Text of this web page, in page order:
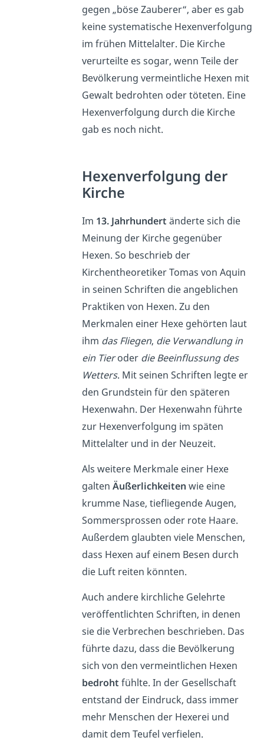
gegen „böse Zauberer“, aber es gab
keine systematische Hexenverfolgung
im frühen Mittelalter. Die Kirche
verurteilte es sogar, wenn Teile der
Bevölkerung vermeintliche Hexen mit
Gewalt bedrohten oder töteten. Eine
Hexenverfolgung durch die Kirche
gab es noch nicht.
Hexenverfolgung der
Kirche
Im 13. Jahrhundert änderte sich die
Meinung der Kirche gegenüber
Hexen. So beschrieb der
Kirchentheoretiker Tomas von Aquin
in seinen Schriften die angeblichen
Praktiken von Hexen. Zu den
Merkmalen einer Hexe gehörten laut
ihm das Fliegen, die Verwandlung in
ein Tieroder die Beeinflussung des
Wetters. Mit seinen Schriften legte er
den Grundstein für den späteren
Hexenwahn. Der Hexenwahn führte
zur Hexenverfolgung im späten
Mittelalter und in der Neuzeit.
Als weitere Merkmale einer Hexe
galten Äußerlichkeiten wie eine
krumme Nase, tiefliegende Augen,
Sommersprossen oder rote Haare.
Außerdem glaubten viele Menschen,
dass Hexen auf einem Besen durch
die Luft reiten könnten.
Auch andere kirchliche Gelehrte
veröffentlichten Schriften, in denen
sie die Verbrechen beschrieben. Das
führte dazu, dass die Bevölkerung
sich von den vermeintlichen Hexen
bedroht fühlte. In der Gesellschaft
entstand der Eindruck, dass immer
mehr Menschen der Hexerei und
damit dem Teufel verfielen.